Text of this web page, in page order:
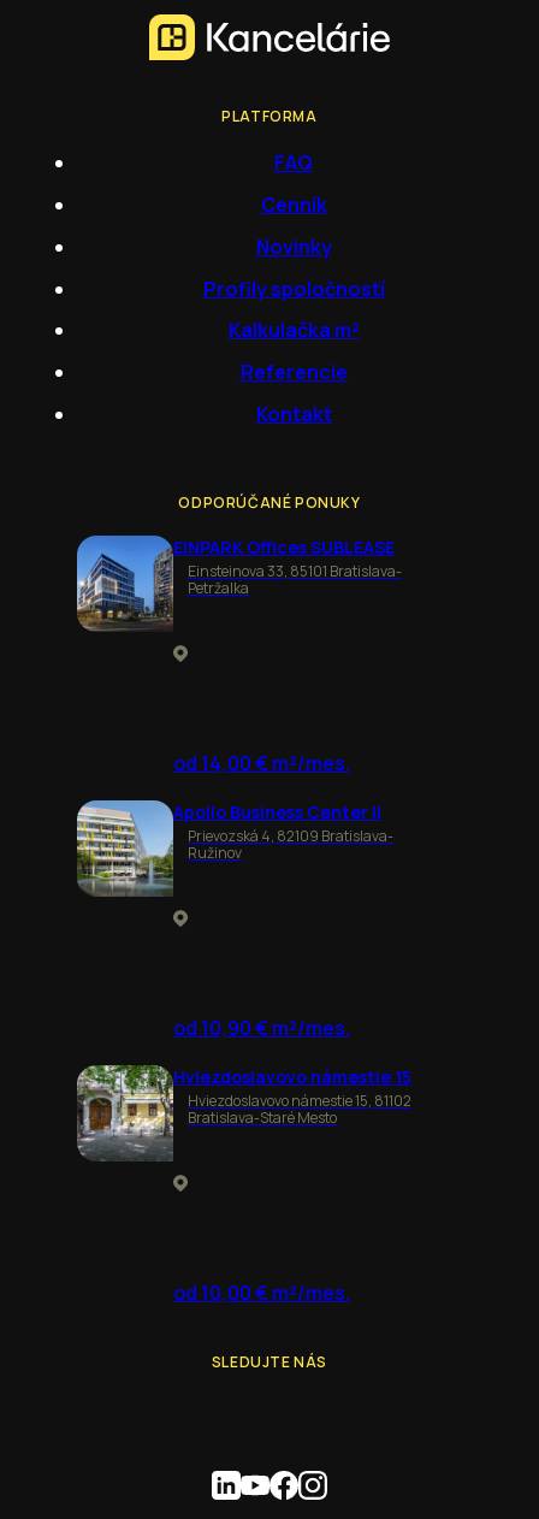
PLATFORMA
FAQ
Cenník
Novinky
Profily spoločností
Kalkulačka m²
Referencie
Kontakt
ODPORÚČANÉ PONUKY
EINPARK Offices SUBLEASE
Einsteinova 33, 85101 Bratislava-
Petržalka
od 14,00 € m²/mes.
Apollo Business Center II
Prievozská 4, 82109 Bratislava-
Ružinov
od 10,90 € m²/mes.
Hviezdoslavovo námestie 15
Hviezdoslavovo námestie 15, 81102
Bratislava-Staré Mesto
od 10,00 € m²/mes.
SLEDUJTE NÁS